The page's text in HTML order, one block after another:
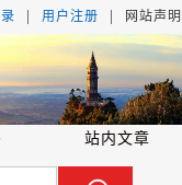
用户注册 网站声明
站内文章